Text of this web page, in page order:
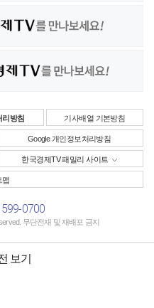
리방침 기사배열 기본방침
Google 개인정보처리방침
한국경제TV 패밀리 사이트
맵
0700
무단전재 및 재배포 금지
보기